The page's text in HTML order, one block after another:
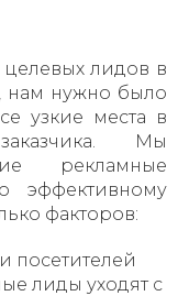
целевых лидов в
нам нужно было
узкие места в
Мы
рекламные
эффективному
факторов:
посетителей
лиды уходят с